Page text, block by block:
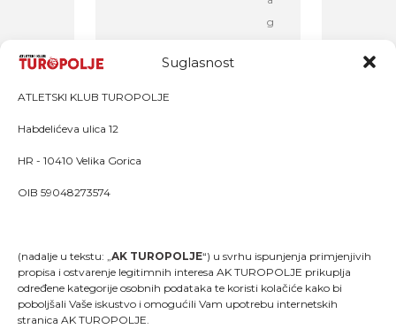
Suglasnost
ATLETSKI KLUB TUROPOLJE
Habdelićeva ulica 12
HR - 10410 Velika Gorica
OIB 59048273574
(nadalje u tekstu: „AK TUROPOLJE“) u svrhu ispunjenja primjenjivih
propisa i ostvarenje legitimnih interesa AK TUROPOLJE prikuplja
određene kategorije osobnih podataka te koristi kolačiće kako bi
poboljšali Vaše iskustvo i omogućili Vam upotrebu internetskih
stranica AK TUROPOLJE.
g